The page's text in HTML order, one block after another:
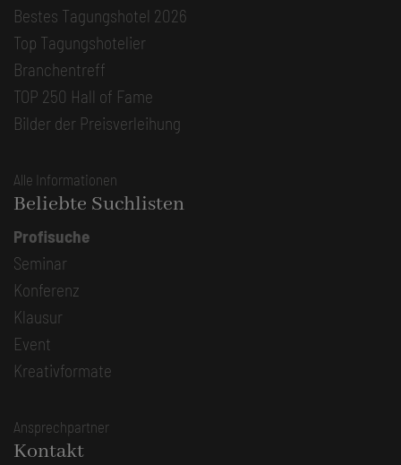
Bestes Tagungshotel 2026
Top Tagungshotelier
Branchentreff
TOP 250 Hall of Fame
Bilder der Preisverleihung
Alle Informationen
Beliebte Suchlisten
Profisuche
Seminar
Konferenz
Klausur
Event
Kreativformate
Ansprechpartner
Kontakt